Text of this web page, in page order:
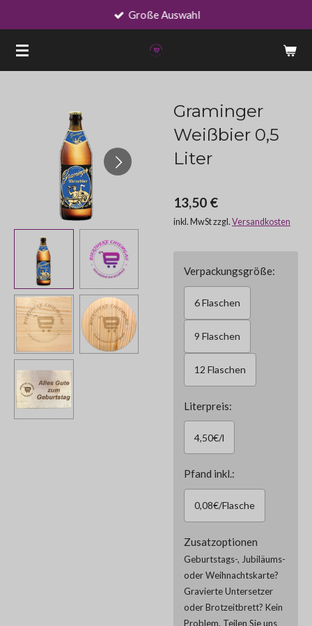
springen
Große Auswahl
Graminger
Weißbier 0,5
Liter
13,50 €
inkl. MwSt zzgl. Versandkosten
Verpackungsgröße:
6 Flaschen
9 Flaschen
12 Flaschen
Literpreis:
4,50€/l
Pfand inkl.:
0,08€/Flasche
Zusatzoptionen
Geburtstags-, Jubiläums-
oder Weihnachtskarte?
Gravierte Untersetzer
oder Brotzeitbrett? Kein
Problem. Teilen Sie uns